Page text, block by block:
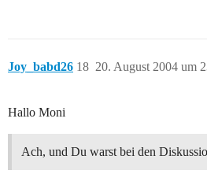
Joy_babd26 20. August 2004 um
18
Hallo Moni
Ach, und Du warst bei den